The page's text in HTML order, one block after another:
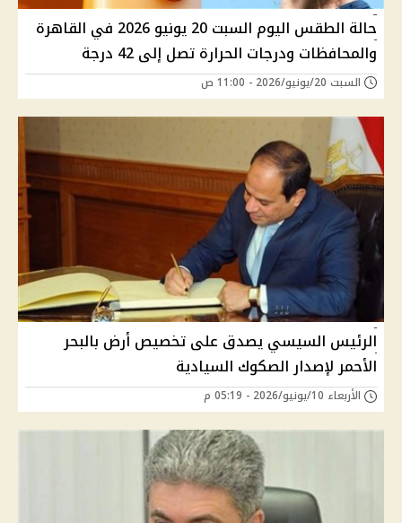
حالة الطقس اليوم السبت 20 يونيو 2026 في القاهرة
والمحافظات ودرجات الحرارة تصل إلى 42 درجة
السبت 20/يونيو/2026 - 11:00 ص
الرئيس السيسي يصدق على تخصيص أرض بالبحر
الأحمر لإصدار الصكوك السيادية
الأربعاء 10/يونيو/2026 - 05:19 م